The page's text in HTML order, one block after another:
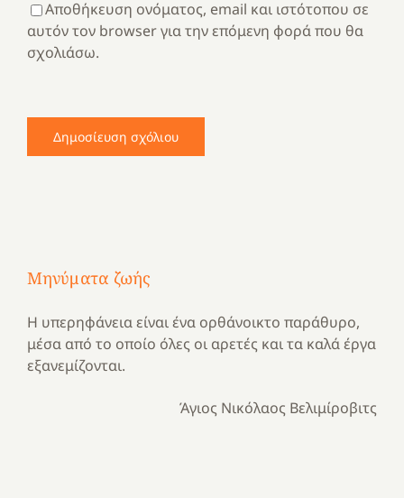
Αποθήκευση ονόματος, email και ιστότοπου σε
αυτόν τον browser για την επόμενη φορά που θα
σχολιάσω.
Μηνύματα ζωής
Η υπερηφάνεια είναι ένα ορθάνοικτο παράθυρο,
μέσα από το οποίο όλες οι αρετές και τα καλά έργα
εξανεμίζονται.
Άγιος Νικόλαος Βελιμίροβιτς